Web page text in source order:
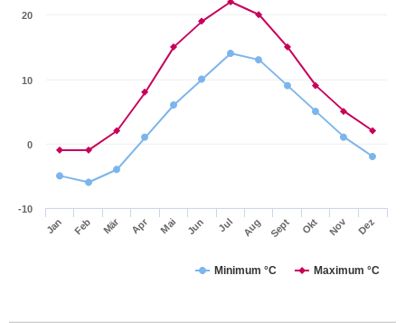
Minimum °C Maximum °C
Jan Feb Mär Apr Mai Jun Jul Aug Sept Okt Nov Dez
-10
0
10
20